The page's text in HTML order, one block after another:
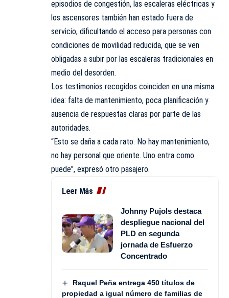
episodios de congestión, las escaleras eléctricas y
los ascensores también han estado fuera de
servicio, dificultando el acceso para personas con
condiciones de movilidad reducida, que se ven
obligadas a subir por las escaleras tradicionales en
medio del desorden.
Los testimonios recogidos coinciden en una misma
idea: falta de mantenimiento, poca planificación y
ausencia de respuestas claras por parte de las
autoridades.
“Esto se daña a cada rato. No hay mantenimiento,
no hay personal que oriente. Uno entra como
puede”, expresó otro pasajero.
Leer Más
Johnny Pujols destaca
despliegue nacional del
PLD en segunda
jornada de Esfuerzo
Concentrado
Raquel Peña entrega 450 títulos de
propiedad a igual número de familias de